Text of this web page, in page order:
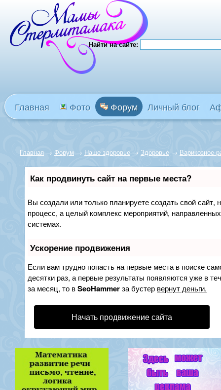
Найти на сайте:
Главная Фото Форум Личный блог
Главная → Форум → Наше здоровье → Здоровье → Варикозное
Как продвинуть сайт на первые места?
Вы создали или только планируете создать свой сайт,
процесс, а целый комплекс мероприятий,
системах.
Ускорение продвижения
Если вам трудно попасть на первые места в поиске
десятки раз, а первые результаты появляются уже в
за месяц, то вSeoHammerза бустер вернут деньги.
Начать продвижение сайта